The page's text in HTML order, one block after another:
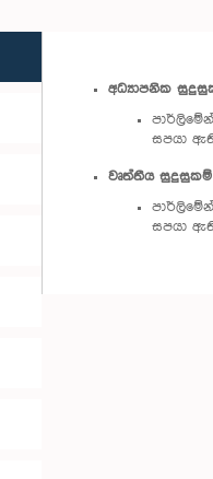
අධ්‍යාපනික
සපයා
වෘත්තීය සුදුසුකම්
සපයා